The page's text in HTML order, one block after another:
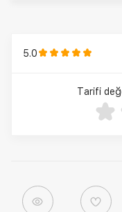
5.0
Tarifi